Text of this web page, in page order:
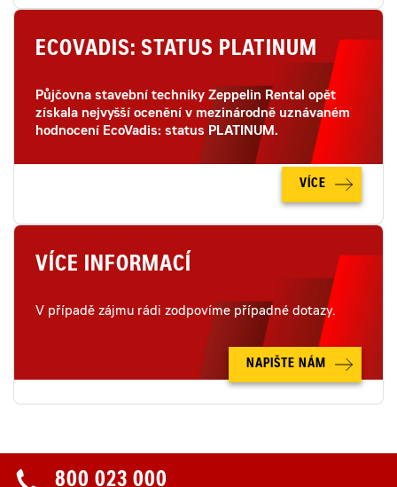
ECOVADIS: STATUS PLATINUM
Půjčovna stavební techniky Zeppelin Rental opět
získala nejvyšší ocenění v mezinárodně uznávaném
hodnocení EcoVadis: status PLATINUM.
VÍCE
VÍCE INFORMACÍ
V případě zájmu rádi zodpovíme případné dotazy.
NAPIŠTE NÁM
800 023 000